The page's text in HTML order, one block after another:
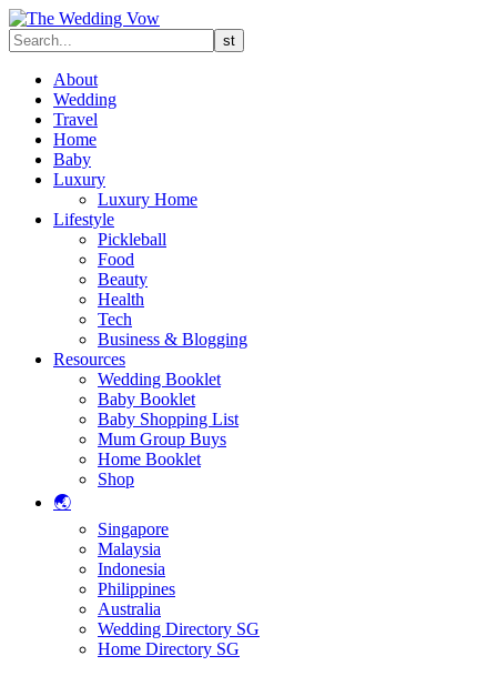
About
Wedding
Travel
Home
Baby
Luxury
Luxury Home
Lifestyle
Pickleball
Food
Beauty
Health
Tech
Business & Blogging
Resources
Wedding Booklet
Baby Booklet
Baby Shopping List
Mum Group Buys
Home Booklet
Shop
🌏
Singapore
Malaysia
Indonesia
Philippines
Australia
Wedding Directory SG
Home Directory SG